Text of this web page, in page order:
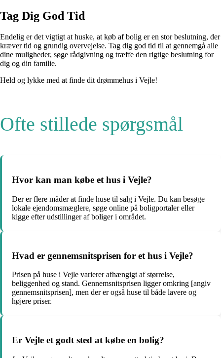
Tag Dig God Tid
Endelig er det vigtigt at huske, at køb af bolig er en stor beslutning, der
kræver tid og grundig overvejelse. Tag dig god tid til at gennemgå alle
dine muligheder, søge rådgivning og træffe den rigtige beslutning for
dig og din familie.
Held og lykke med at finde dit drømmehus i Vejle!
Ofte stillede spørgsmål
Hvor kan man købe et hus i Vejle?
Der er flere måder at finde huse til salg i Vejle. Du kan besøge
lokale ejendomsmæglere, søge online på boligportaler eller
kigge efter udstillinger af boliger i området.
Hvad er gennemsnitsprisen for et hus i Vejle?
Prisen på huse i Vejle varierer afhængigt af størrelse,
beliggenhed og stand. Gennemsnitsprisen ligger omkring [angiv
gennemsnitsprisen], men der er også huse til både lavere og
højere priser.
Er Vejle et godt sted at købe en bolig?